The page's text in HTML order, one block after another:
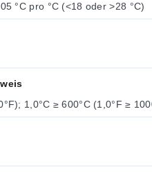
°C pro °C (<18 oder >28 °C)
1,0°C ≥ 600°C (1,0°F ≥